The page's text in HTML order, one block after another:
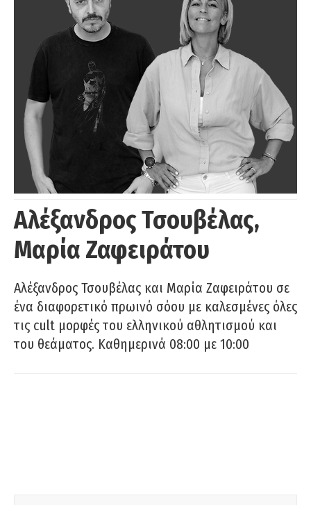
Αλέξανδρος Τσουβέλας,
Μαρία Ζαφειράτου
Αλέξανδρος Τσουβέλας και Μαρία Ζαφειράτου σε
ένα διαφορετικό πρωινό σόου με καλεσμένες όλες
τις cult μορφές του ελληνικού αθλητισμού και
του θεάματος. Καθημερινά 08:00 με 10:00